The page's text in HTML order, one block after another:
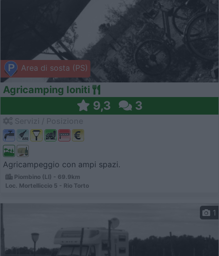
Area di sosta (PS)
Agricamping Ioniti
9,3 3
Agricampeggio con ampi spazi.
Piombino (LI) - 69.9km
Loc. Mortelliccio 5 - Rio Torto
1